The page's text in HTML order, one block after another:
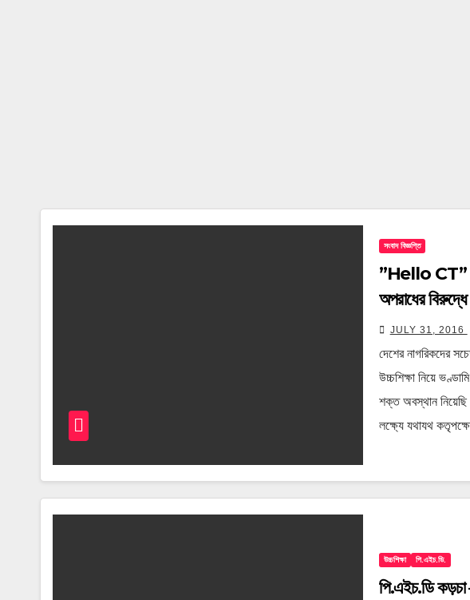
সংবাদ বিজ্ঞপ্তি
”Hello CT”
অপরাধের
JULY 31, 2016
দেশের নাগরিকদের
উচ্চশিক্ষা নিয়ে
শক্ত অবস্থান
লক্ষ্যে যথাযথ
উচ্চশিক্ষা পি.এইচ.ডি.
পি.এইচ.ডি কড়চা